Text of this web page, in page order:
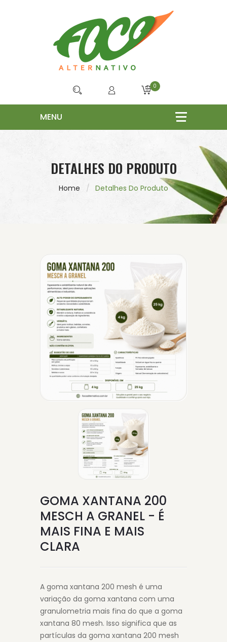
0
DETALHES DO PRODUTO
Home Detalhes Do Produto
GOMA XANTANA 200
MESCH A GRANEL - É
MAIS FINA E MAIS
CLARA
A goma xantana 200 mesh é uma
variação da goma xantana com uma
granulometria mais fina do que a goma
xantana 80 mesh. Isso significa que as
partículas da goma xantana 200 mesh